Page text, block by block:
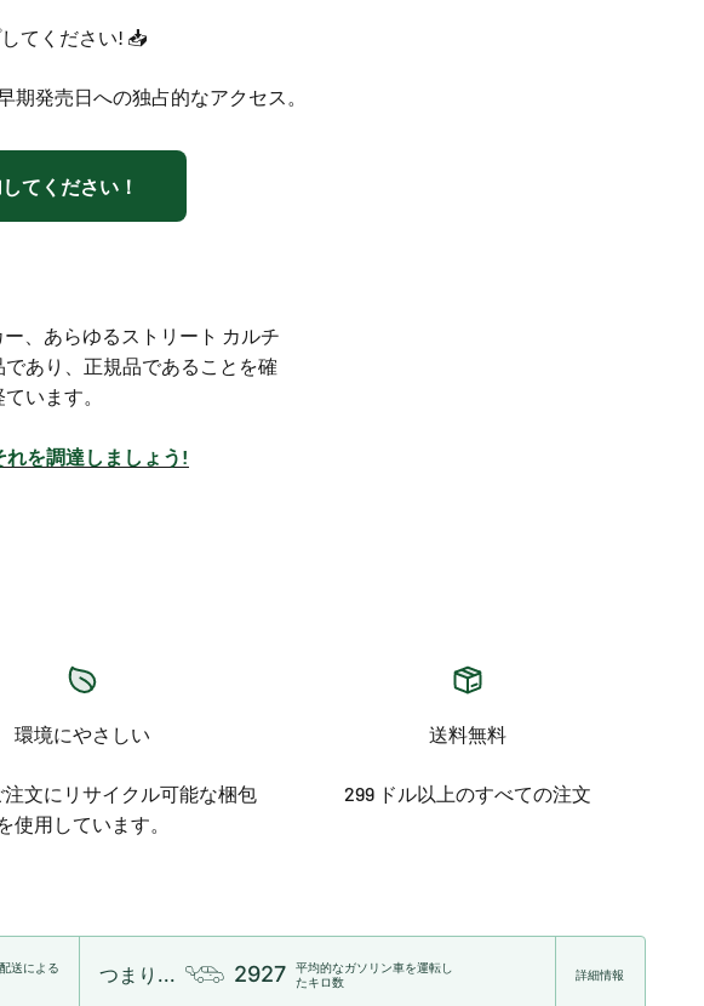
てください! 📥
発売日への独占的なアクセス。
てください！
、あらゆるストリート カルチ
あり、正規品であることを確
います。
を調達しましょう!
環境にやさしい
文にリサイクル可能な梱包
使用しています。
送料無料
299 ドル以上のすべての注文
送による
つまり... 2927
平均的なガソリン車を運転し
たキロ数
詳細情報